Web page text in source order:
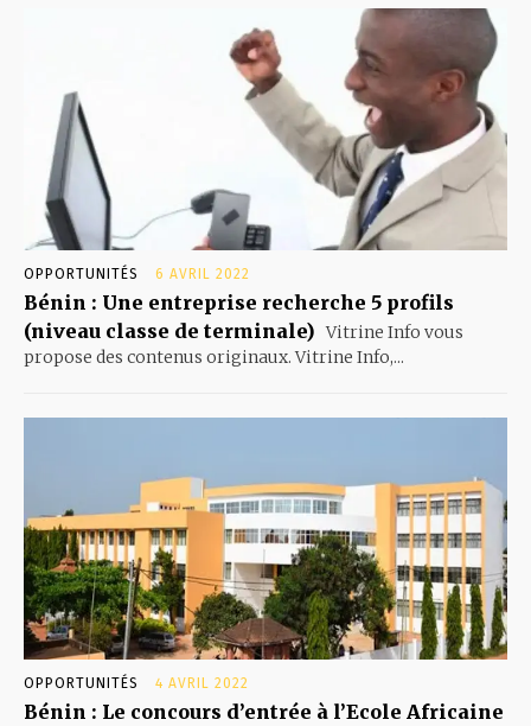
OPPORTUNITÉS 6 AVRIL 2022
Bénin : Une entreprise recherche 5 profils
(niveau classe de terminale) Vitrine Info vous
propose des contenus originaux. Vitrine Info,...
OPPORTUNITÉS 4 AVRIL 2022
Bénin : Le concours d’entrée à l’Ecole Africaine